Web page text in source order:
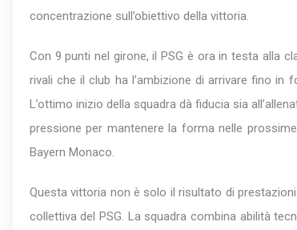
concentrazione sull’obiettivo della vittoria.
Con 9 punti nel girone, il PSG è ora in testa alla
rivali che il club ha l’ambizione di arrivare fino in
L’ottimo inizio della squadra dà fiducia sia
pressione per mantenere la forma nelle
Bayern Monaco.
Questa vittoria non è solo il risultato di
collettiva del PSG. La squadra combina abilità